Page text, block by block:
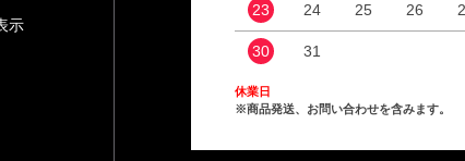
示
23 24 25 26
30 31
休業日
※商品発送、お問い合わせを含みます。